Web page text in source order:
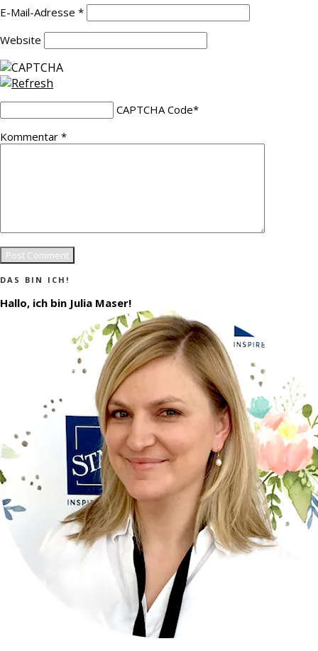
E-Mail-Adresse *
Website
CAPTCHA Code*
Kommentar *
DAS BIN ICH!
Hallo, ich bin Julia Maser!